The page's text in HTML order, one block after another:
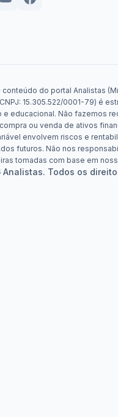
conteúdo do portal Analistas
15.305.522/0001-79) é
e educacional. Não fazemos
ou venda de ativos
envolvem riscos e
futuros. Não nos
tomadas com base em
Todos os